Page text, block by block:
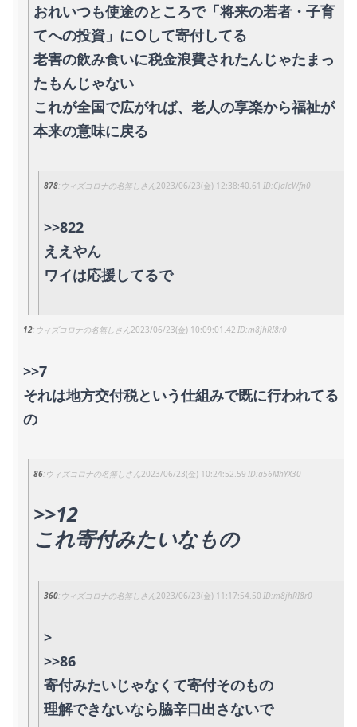
おれいつも使途のところで「将来の若者・子育
てへの投資」に○して寄付してる
老害の飲み食いに税金浪費されたんじゃたまっ
たもんじゃない
これが全国で広がれば、老人の享楽から福祉が
本来の意味に戻る
878 ウィズコロナの名無しさん 2023/06/23(金) 12:38:40.61 CJalcWfn0
>>822
ええやん
ワイは応援してるで
12 ウィズコロナの名無しさん 2023/06/23(金) 10:09:01.42 m8jhRI8r0
>>7
それは地方交付税という仕組みで既に行われてる
の
86 ウィズコロナの名無しさん 2023/06/23(金) 10:24:52.59 a56MhYX30
>>12
これ寄付みたいなもの
360 ウィズコロナの名無しさん 2023/06/23(金) 11:17:54.50 m8jhRI8r0
>
>>86
寄付みたいじゃなくて寄付そのもの
理解できないなら脇辛口出さないで